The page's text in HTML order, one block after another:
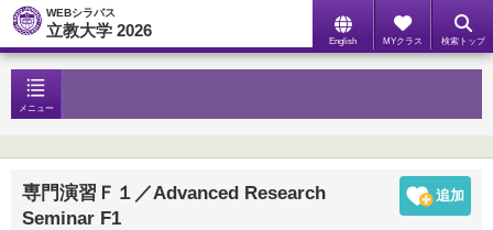
WEBシラバス
立教大学 2026
English MYクラス 検索トップ
メニュー
専門演習Ｆ１／Advanced Research
Seminar F1